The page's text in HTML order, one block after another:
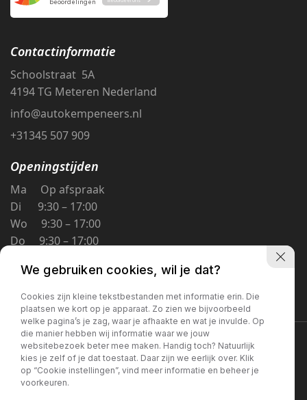
Contactinformatie
Schoolstraat 5A
4194 TG Meteren Nederland
info@autokempeneers.nl
+31345 507 909
Openingstijden
Ma Op afspraak
Di 9:30 – 17:00
Wo 9:30 – 17:00
Do 9:30 – 17:00
Za 9:30 – 16:00
Zo Gesloten
Privacybeleid
We gebruiken cookies, wil je dat?
Cookies zijn kleine tekstbestanden met informatie erin. Die
plaatsen we kort op je apparaat. Zo zien we bijvoorbeeld
welke pagina’s je zag, waar je afhaakte en wat je invulde. Op
die manier hebben wij informatie waar we jouw
websitebezoek beter mee maken. Handig toch? Natuurlijk
kies je zelf of je dat toestaat. Daar zijn we eerlijk over. Klik
op “Cookie instellingen”, vind meer informatie en beheer je
voorkeuren.